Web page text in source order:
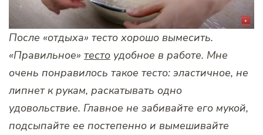
После «отдыха» тесто хорошо вымесить.
«Правильное» тесто удобное в работе. Мне
очень понравилось такое тесто: эластичное, не
липнет к рукам, раскатывать одно
удовольствие. Главное не забивайте его мукой,
подсыпайте ее постепенно и вымешивайте